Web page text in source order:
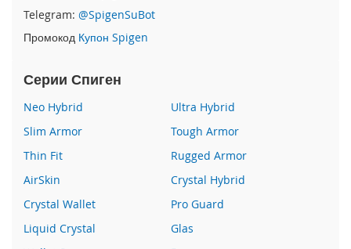
i
P
h
e
7
P
h
o
n
1
Telegram: @SpigenSuBot
Промокод Купон Spigen
Серии Спиген
Neo Hybrid
Ultra Hybrid
Slim Armor
Tough Armor
Thin Fit
Rugged Armor
AirSkin
Crystal Hybrid
Crystal Wallet
Pro Guard
Liquid Crystal
Glas